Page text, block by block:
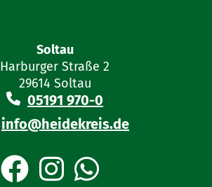
Soltau
Harburger Straße 2
29614 Soltau
05191 970-0
info@heidekreis.de